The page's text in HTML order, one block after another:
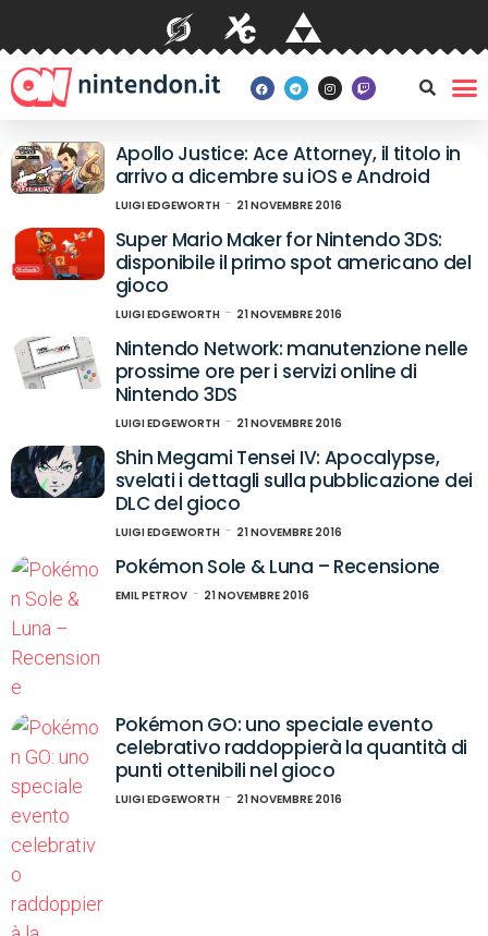
Apollo Justice: Ace Attorney, il titolo in
arrivo a dicembre su iOS e Android
LUIGI EDGEWORTH 21 NOVEMBRE 2016
Super Mario Maker for Nintendo 3DS:
disponibile il primo spot americano del
gioco
LUIGI EDGEWORTH 21 NOVEMBRE 2016
Nintendo Network: manutenzione nelle
prossime ore per i servizi online di
Nintendo 3DS
LUIGI EDGEWORTH 21 NOVEMBRE 2016
Shin Megami Tensei IV: Apocalypse,
svelati i dettagli sulla pubblicazione dei
DLC del gioco
LUIGI EDGEWORTH 21 NOVEMBRE 2016
Pokémon Sole & Luna – Recensione
EMIL PETROV 21 NOVEMBRE 2016
Pokémon GO: uno speciale evento
celebrativo raddoppierà la quantità di
punti ottenibili nel gioco
LUIGI EDGEWORTH 21 NOVEMBRE 2016